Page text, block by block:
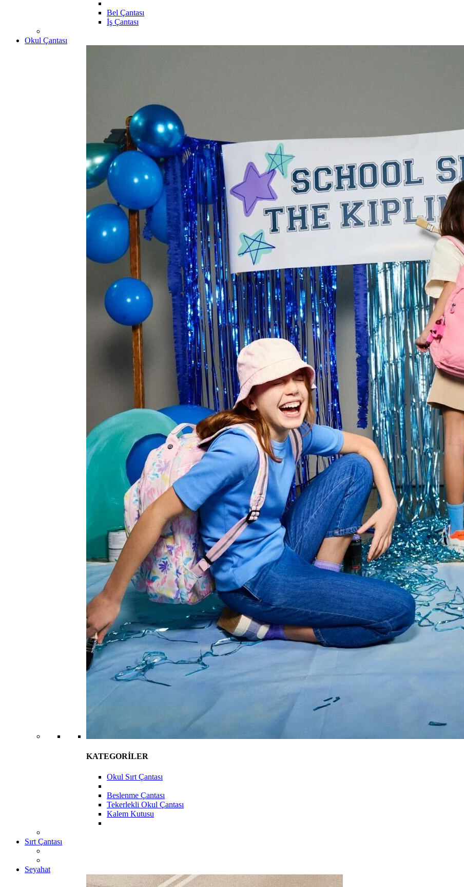
Bel Çantası
İş Çantası
Okul Çantası
KATEGORİLER
Okul Sırt Çantası
Beslenme Çantası
Tekerlekli Okul Çantası
Kalem Kutusu
Sırt Çantası
Seyahat